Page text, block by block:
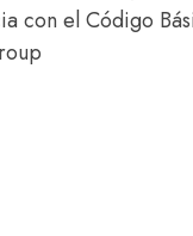
con el Código